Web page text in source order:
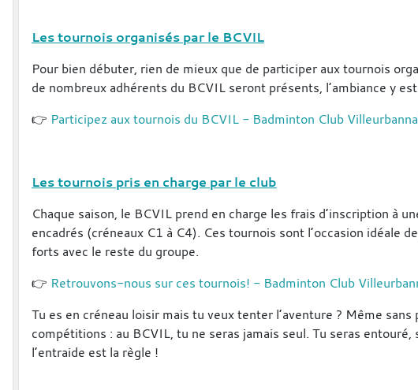
Les tournois organisés par le BCVIL
Pour bien débuter, rien de mieux que de participer aux tournois
de nombreux adhérents du BCVIL seront présents, l’ambiance y
👉 Participez aux tournois du BCVIL - Badminton Club
Les tournois pris en charge par le club
Chaque saison, le BCVIL prend en charge les frais d’inscription à
encadrés (créneaux C1 à C4). Ces tournois sont l’occasion idéale
forts avec le reste du groupe.
👉 Retrouvons-nous sur ces tournois! - Badminton Club
Tu es en créneau loisir mais tu veux tenter l’aventure ? Même
compétitions : au BCVIL, tu ne seras jamais seul. Tu seras
l’entraide est la règle !